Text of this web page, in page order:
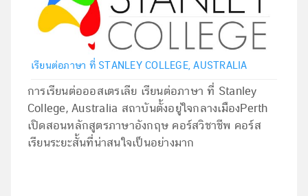
เรียนต่อภาษา ที่ STANLEY COLLEGE, AUSTRALIA
การเรียนต่อออสเตรเลีย เรียนต่อภาษา ที่ Stanley
College, Australia สถาบันตั้งอยู่ใจกลางเมืองPerth
เปิดสอนหลักสูตรภาษาอังกฤษ คอร์สวิชาชีพ คอร์ส
เรียนระยะสั้นที่น่าสนใจเป็นอย่างมาก